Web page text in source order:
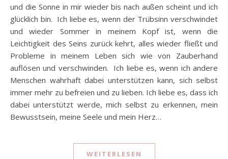
und die Sonne in mir wieder bis nach außen scheint und ich
glücklich bin. Ich liebe es, wenn der Trübsinn verschwindet
und wieder Sommer in meinem Kopf ist, wenn die
Leichtigkeit des Seins zurück kehrt, alles wieder fließt und
Probleme in meinem Leben sich wie von Zauberhand
auflösen und verschwinden. Ich liebe es, wenn ich andere
Menschen wahrhaft dabei unterstützen kann, sich selbst
immer mehr zu befreien und zu lieben. Ich liebe es, dass ich
dabei unterstützt werde, mich selbst zu erkennen, mein
Bewusstsein, meine Seele und mein Herz…
WEITERLESEN